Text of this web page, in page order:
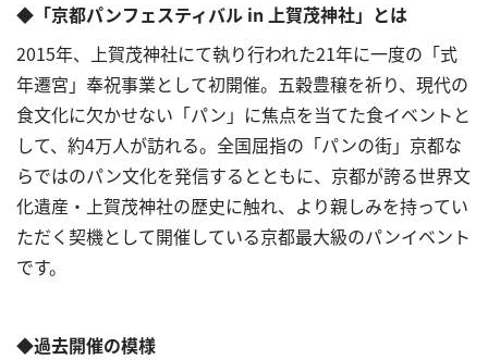
◆「京都パンフェスティバル in 上賀茂神社」とは
2015年、上賀茂神社にて執り行われた21年に一度の「式
年遷宮」奉祝事業として初開催。五穀豊穣を祈り、現代の
食文化に欠かせない「パン」に焦点を当てた食イベントと
して、約4万人が訪れる。全国屈指の「パンの街」京都な
らではのパン文化を発信するとともに、京都が誇る世界文
化遺産・上賀茂神社の歴史に触れ、より親しみを持ってい
ただく契機として開催している京都最大級のパンイベント
です。
◆過去開催の模様